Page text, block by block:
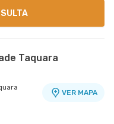
Taquara
VER MAPA